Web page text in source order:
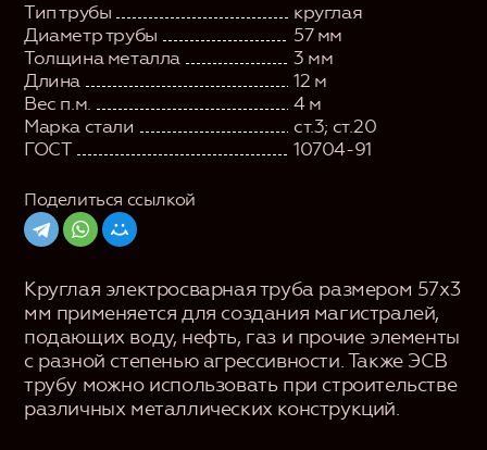
Тип трубы
круглая
Диаметр трубы
57 мм
Толщина металла
3 мм
Длина
12 м
Вес п.м.
4 м
Марка стали
ст.3; ст.20
ГОСТ
10704-91
Поделиться ссылкой
Круглая электросварная труба размером 57х3
мм применяется для создания магистралей,
подающих воду, нефть, газ и прочие элементы
с разной степенью агрессивности. Также ЭСВ
трубу можно использовать при строительстве
различных металлических конструкций.